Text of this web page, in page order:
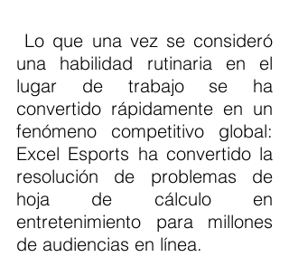
una habilidad rutinaria en el
lugar de trabajo se ha
convertido rápidamente en un
fenómeno competitivo global:
Excel Esports ha convertido la
resolución de problemas de
hoja de cálculo en
entretenimiento para millones
de audiencias en línea.